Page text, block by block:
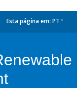
Esta página em: PT